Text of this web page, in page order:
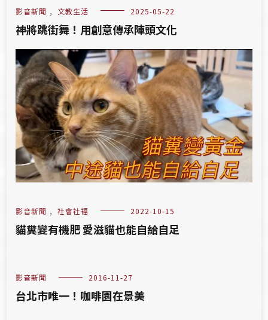
影音新聞 , 文教生活 2025-05-22
神將跳街舞！用創意傳承陣頭文化
影音新聞 , 社會社福 2022-10-15
貓糞變有機肥 愛滋貓也能自給自足
影音新聞 2016-11-27
台北市唯一！咖啡園在景美